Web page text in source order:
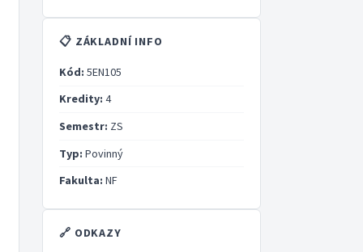
📋 ZÁKLADNÍ INFO
Kód: 5EN105
Kredity: 4
Semestr: ZS
Typ: Povinný
Fakulta: NF
🔗 ODKAZY